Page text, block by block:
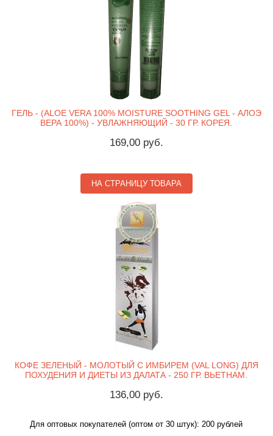
ГЕЛЬ - (ALOE VERA 100% MOISTURE SOOTHING GEL - АЛОЭ
ВЕРА 100%) - УВЛАЖНЯЮЩИЙ - 30 ГР. КОРЕЯ.
169,00 руб.
НА СТРАНИЦУ ТОВАРА
КОФЕ ЗЕЛЕНЫЙ - МОЛОТЫЙ С ИМБИРЕМ (VAL LONG) ДЛЯ
ПОХУДЕНИЯ И ДИЕТЫ ИЗ ДАЛАТА - 250 ГР. ВЬЕТНАМ.
136,00 руб.
Для оптовых покупателей (оптом от 30 штук): 200 рублей